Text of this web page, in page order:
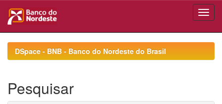
navigationDSpace - BNB - Banco do Nordeste do Brasil
Pesquisar